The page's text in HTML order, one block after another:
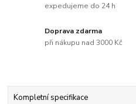
expedujeme do 24 h
Doprava zdarma
při nákupu nad 3000 Kč
Kompletní specifikace